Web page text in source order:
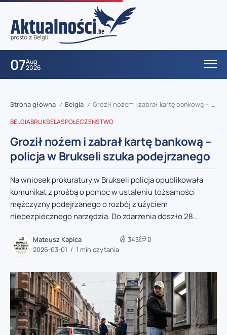
07Aug
2026
Strona główna / Belgia / Groził nożem i zabrał kartę bankową – policja w Brukseli szuka podejrzanego
BELGIABRUKSELASPOŁECZEŃSTWO
Groził nożem i zabrał kartę bankową –
policja w Brukseli szuka podejrzanego
Na wniosek prokuratury w Brukseli policja opublikowała
komunikat z prośbą o pomoc w ustaleniu tożsamości
mężczyzny podejrzanego o rozbój z użyciem
niebezpiecznego narzędzia. Do zdarzenia doszło 28...
Mateusz Kapica
2026-03-01
1 min czytania
343 0